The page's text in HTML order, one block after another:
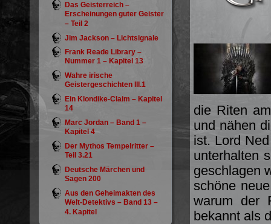
Das Geisterreich –
Erscheinungen guter Geister
– Teil 2
Jim Jackson – Lichtsignale
Frank Reade Library –
Nummer 1 – Kapitel 13
Wahre irische
Geistergeschichten III.1
Ein Klondike-Claim – Kapitel
14
Marc Jordan – Band 1 –
Kapitel 4
Der Mythos Tempelritter –
Teil 3.21
Deutsche Märchen und
Sagen 200
Aus den Geheimakten des
Welt-Detektivs – Band 13 –
4. Kapitel
die Riten
und nähen
ist. Lord
unterhalten
geschlagen
schöne
warum der
bekannt als